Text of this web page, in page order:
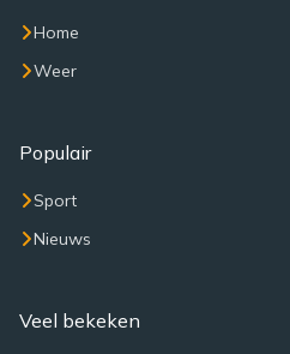
Home
Weer
Populair
Sport
Nieuws
Veel bekeken